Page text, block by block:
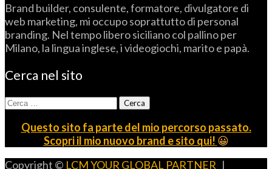
Brand builder, consulente, formatore, divulgatore di
web marketing, mi occupo soprattutto di personal
branding. Nel tempo libero siciliano col pallino per
Milano, la lingua inglese, i videogiochi, marito e papà.
Cerca nel sito
Ricerca
Questo sito fa parte del mio percorso passato.
Scopri il mio nuovo brand e sito qui! 😀
Copyright © LCM YOUR GLOBAL PARTNER |